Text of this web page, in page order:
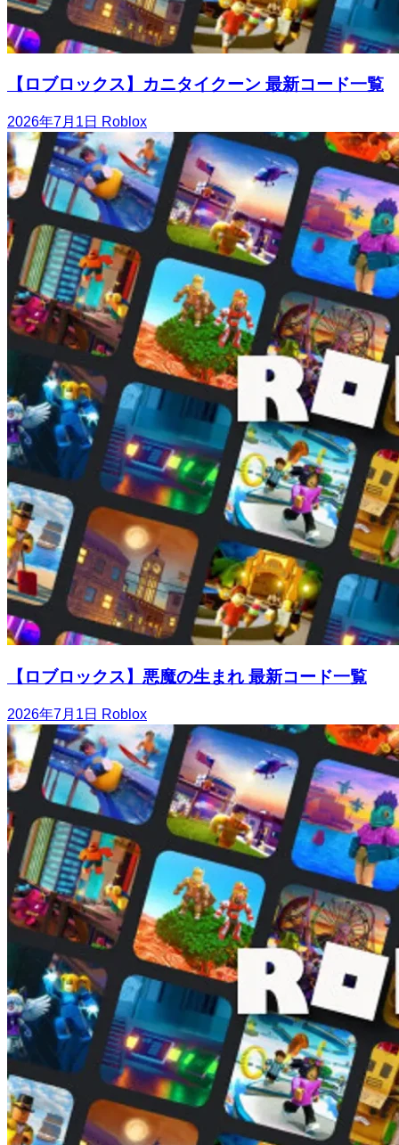
【ロブロックス】カニタイクーン 最新コード一覧
2026年7月1日 Roblox
【ロブロックス】悪魔の生まれ 最新コード一覧
2026年7月1日 Roblox